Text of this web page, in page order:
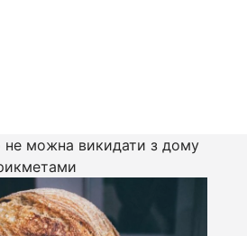
не можна викидати з дому